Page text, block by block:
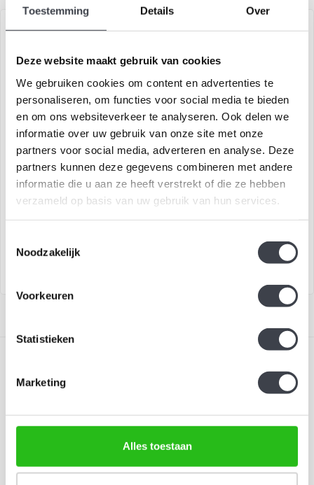
Toestemming Details Over
Deze website maakt gebruik van cookies
We gebruiken cookies om content en advertenties te
personaliseren, om functies voor social media te bieden
en om ons websiteverkeer te analyseren. Ook delen we
informatie over uw gebruik van onze site met onze
partners voor social media, adverteren en analyse. Deze
partners kunnen deze gegevens combineren met andere
informatie die u aan ze heeft verstrekt of die ze hebben
verzameld op basis van uw gebruik van hun services.
Noodzakelijk
Voorkeuren
Statistieken
Marketing
Alles toestaan
HUISCOLLECTION
Leerdam glaskunst 'Vreugde
Traan'
Leerdam glaskunst object
'Vreugde Traan' met zuiver
Kristallen Droom –
Elegantie in Kleur en Licht
Kristallen Droom
handgemaakt in zuiver
Blijf up-to-date en ontvang 10% korting